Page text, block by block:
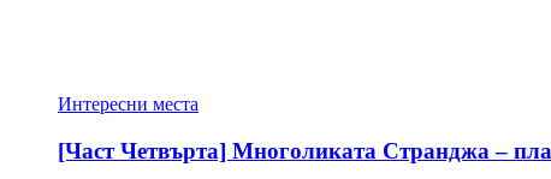
Интересни места
[Част Четвърта] Многоликата Странджа –